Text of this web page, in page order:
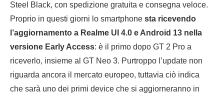
Steel Black, con spedizione gratuita e consegna veloce.
Proprio in questi giorni lo smartphone sta ricevendo
l’aggiornamento a Realme UI 4.0 e Android 13 nella
versione Early Access: è il primo dopo GT 2 Pro a
riceverlo, insieme al GT Neo 3. Purtroppo l’update non
riguarda ancora il mercato europeo, tuttavia ciò indica
che sarà uno dei primi device che si aggiorneranno in